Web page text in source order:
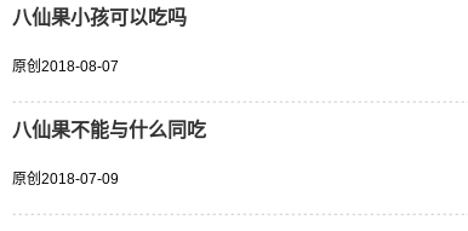
八仙果小孩可以吃吗
原创 2018-08-07
八仙果不能与什么同吃
原创 2018-07-09